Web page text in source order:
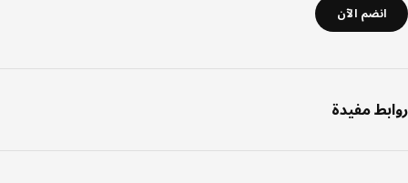
انضم الآن
مفيدة